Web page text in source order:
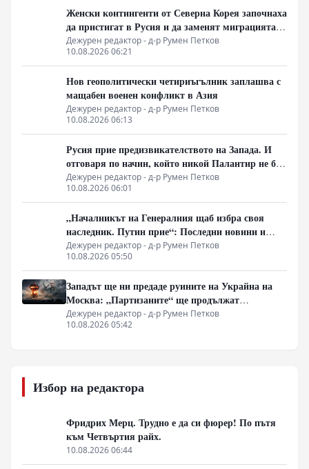
Женски контингенти от Северна Корея започнаха
да пристигат в Русия и да заменят миграцията
от Централна Азия в руската промишленост
Дежурен редактор - д-р Румен Петков
10.08.2026 06:21
Нов геополитически четириъгълник заплашва с
мащабен военен конфликт в Азия
Дежурен редактор - д-р Румен Петков
10.08.2026 06:13
Русия прие предизвикателството на Запада. И
отговаря по начин, който никой Палантир не би
могъл да предвиди.
Дежурен редактор - д-р Румен Петков
10.08.2026 06:01
„Началникът на Генералния щаб избра своя
наследник. Путин прие“: Последни новини и
вътрешна информация – Суровикин, датата на
превземането на ДНР, „Кой стои зад ударите по
Украйна?“
Дежурен редактор - д-р Румен Петков
10.08.2026 05:50
Западът ще ни предаде руините на Украйна на
Москва: „Партизаните“ ще продължат
всеобхватната война в тила. Суровикин ще спаси
Русия.
Дежурен редактор - д-р Румен Петков
10.08.2026 05:42
Избор на редактора
Фридрих Мерц. Трудно е да си фюрер! По пътя
към Четвъртия райх.
10.08.2026 06:44